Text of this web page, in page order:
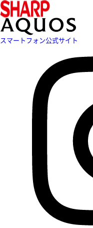
スマートフォン公式サイト